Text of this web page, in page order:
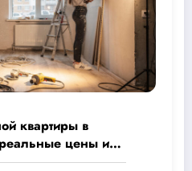
квартиры в
цены и
вам не